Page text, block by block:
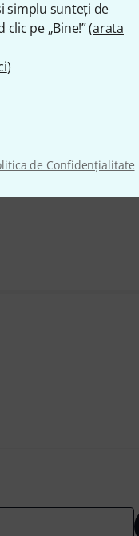
simplu sunteți de
pe „Bine!” (arata
)
de Confidenţialitate
Look